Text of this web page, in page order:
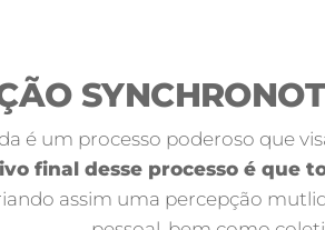
é um processo poderoso que
final desse processo é que
assim uma percepção